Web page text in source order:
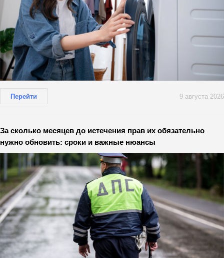
Перейти 9 августа 2026
За сколько месяцев до истечения прав их обязательно
нужно обновить: сроки и важные нюансы